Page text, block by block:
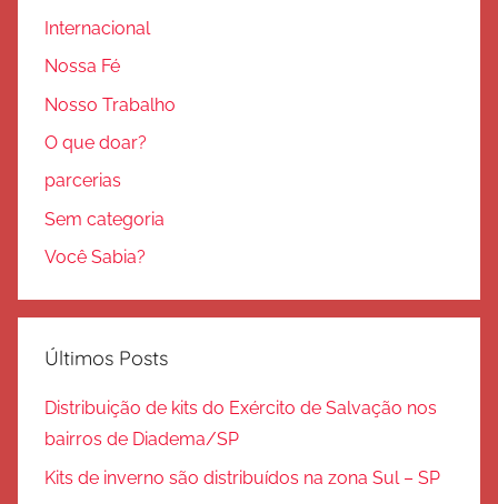
Internacional
Nossa Fé
Nosso Trabalho
O que doar?
parcerias
Sem categoria
Você Sabia?
Últimos Posts
Distribuição de kits do Exército de Salvação nos
bairros de Diadema/SP
Kits de inverno são distribuídos na zona Sul – SP